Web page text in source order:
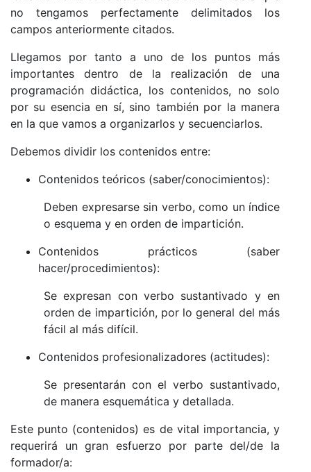
no tengamos perfectamente delimitados los
campos anteriormente citados.
Llegamos por tanto a uno de los puntos más
importantes dentro de la realización de una
programación didáctica, los contenidos, no solo
por su esencia en sí, sino también por la manera
en la que vamos a organizarlos y secuenciarlos.
Debemos dividir los contenidos entre:
Contenidos teóricos (saber/conocimientos):
Deben expresarse sin verbo, como un índice
o esquema y en orden de impartición.
Contenidos prácticos (saber
hacer/procedimientos):
Se expresan con verbo sustantivado y en
orden de impartición, por lo general del más
fácil al más difícil.
Contenidos profesionalizadores (actitudes):
Se presentarán con el verbo sustantivado,
de manera esquemática y detallada.
Este punto (contenidos) es de vital importancia, y
requerirá un gran esfuerzo por parte del/de la
formador/a: